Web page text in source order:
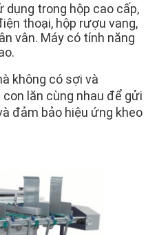
trong hộp cao cấp,
thoại, hộp rượu vang,
vân. Máy có tính năng
không có sợi và
lăn cùng nhau để gửi
đảm bảo hiệu ứng kheo